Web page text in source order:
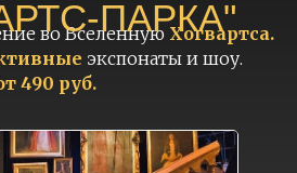
во Вселенную Хогвартса.
экспонаты и шоу.
490 руб.
ПАРКА"